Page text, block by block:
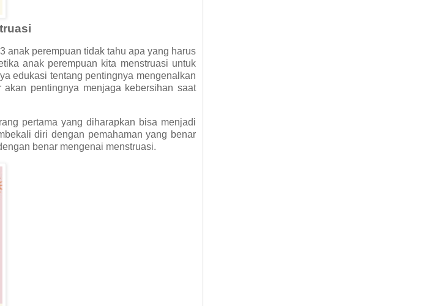
anak perempuan tidak tahu apa yang harus
anak perempuan kita menstruasi untuk
edukasi tentang pentingnya mengenalkan
pentingnya menjaga kebersihan saat
pertama yang diharapkan bisa menjadi
diri dengan pemahaman yang benar
benar mengenai menstruasi.